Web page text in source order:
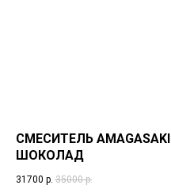
СМЕСИТЕЛЬ
ШОКОЛАД
31700 р. 35000 р.